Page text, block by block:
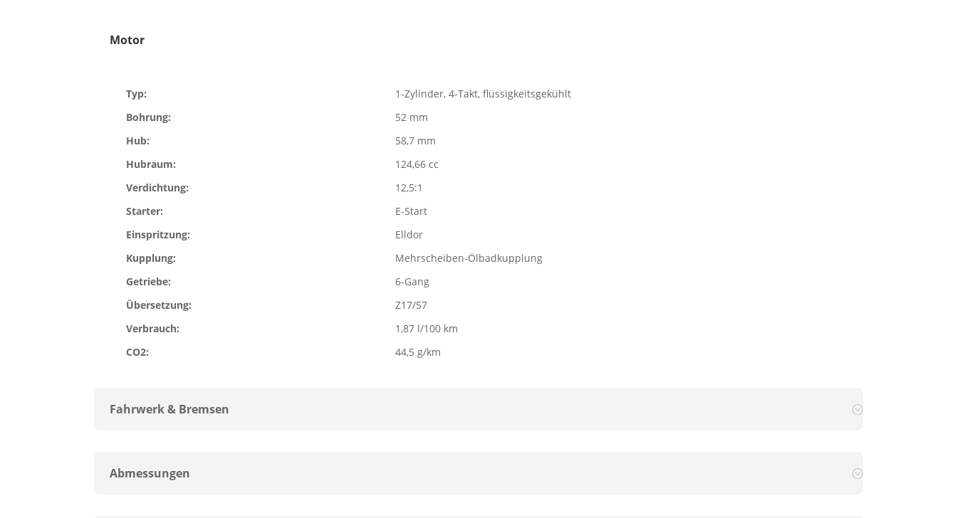
Motor
Typ:
1-Zylinder, 4-Takt, flüssigkeitsgekühlt
Bohrung:
52 mm
Hub:
58,7 mm
Hubraum:
124,66 cc
Verdichtung:
12,5:1
Starter:
E-Start
Einspritzung:
Elldor
Kupplung:
Mehrscheiben-Ölbadkupplung
Getriebe:
6-Gang
Übersetzung:
Z17/57
Verbrauch:
1,87 l/100 km
CO2:
44,5 g/km
Fahrwerk & Bremsen
Abmessungen